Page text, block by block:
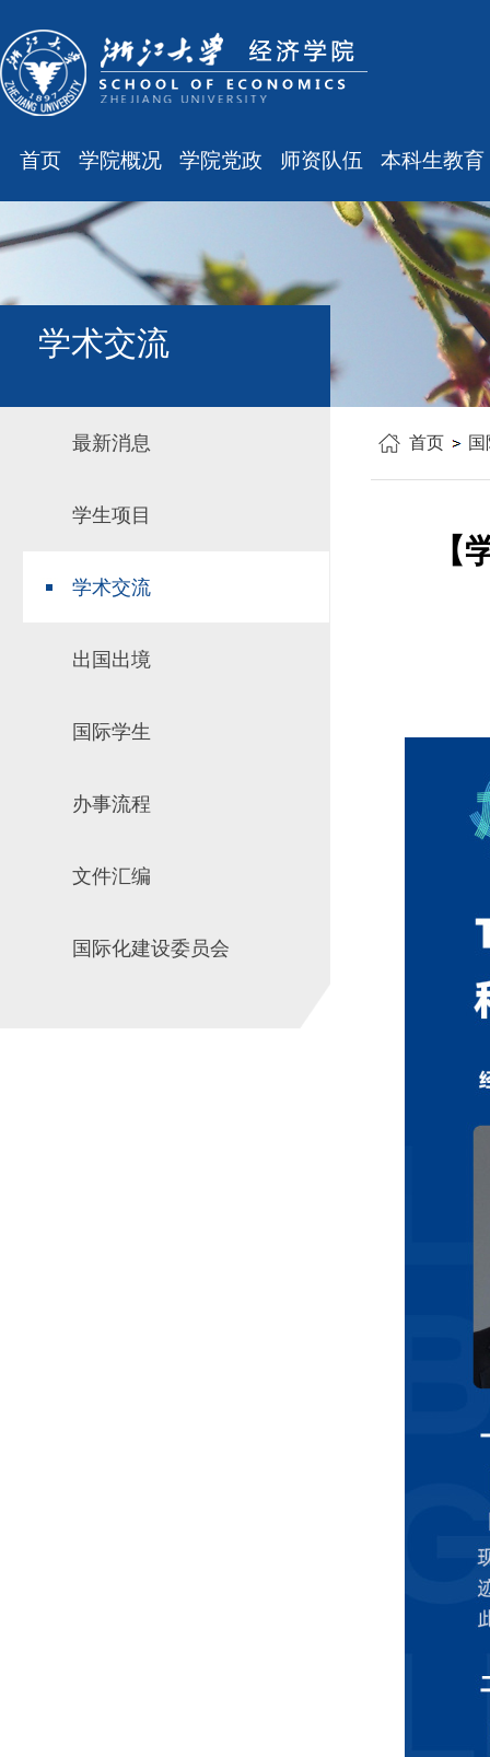
首页 学院概况
学院简介
现任领导
组织结构
学科设置
学院党政
会议通知
会议纪要
工会之声
师资队伍
最新消息
职称晋升
人事培训
博士后管理
本科生教育
最新消息
规章制度
课表、校历
主修专业确认
学籍管理
教学与教务
毕业论文
科研训练
对外交流
学术交流
最新消息
学生项目
学术交流
出国出境
国际学生
办事流程
文件汇编
国际化建设委员会
首页
【